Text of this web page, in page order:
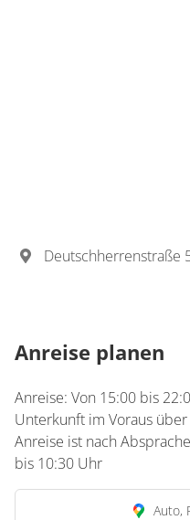
Deutschherrenstraße
Anreise planen
Anreise: Von 15:00 bis
Unterkunft im Voraus
Anreise ist nach
bis 10:30 Uhr
Auto,